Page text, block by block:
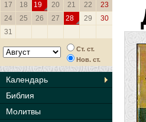
17
18 19 20 21 22
23
24
25 26 27 28 29
30
31
Ст. ст.
Нов. ст.
Календарь
Библия
Молитвы